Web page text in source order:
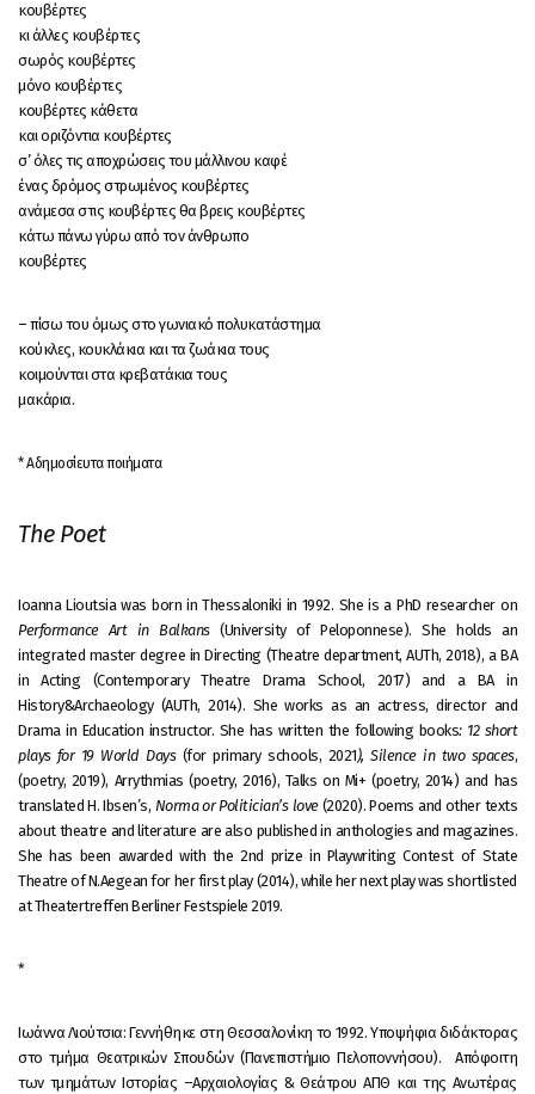
κουβέρτες
κι άλλες κουβέρτες
σωρός κουβέρτες
μόνο κουβέρτες
κουβέρτες κάθετα
και οριζόντια κουβέρτες
σ’ όλες τις αποχρώσεις του μάλλινου καφέ
ένας δρόμος στρωμένος κουβέρτες
ανάμεσα στις κουβέρτες θα βρεις κουβέρτες
κάτω πάνω γύρω από τον άνθρωπο
κουβέρτες
– πίσω του όμως στο γωνιακό πολυκατάστημα
κούκλες, κουκλάκια και τα ζωάκια τους
κοιμούνται στα κρεβατάκια τους
μακάρια.
* Αδημοσίευτα ποιήματα
The Poet
Ioanna Lioutsia was born in Thessaloniki in 1992. She is a PhD researcher on
Performance Art in Balkans(University of Peloponnese). She holds an
integrated master degree in Directing (Theatre department, AUTh, 2018), a BA
in Acting (Contemporary Theatre Drama School, 2017) and a BA in
History&Archaeology (AUTh, 2014). She works as an actress, director and
Drama in Education instructor. She has written the following books: 12 short
plays for 19 World Days(for primary schools, 2021), Silence in two spaces,
(poetry, 2019), Arrythmias (poetry, 2016), Talks on Mi+ (poetry, 2014) and has
translated H. Ibsen’s, Norma or Politician’s love(2020). Poems and other texts
about theatre and literature are also published in anthologies and magazines.
She has been awarded with the 2nd prize in Playwriting Contest of State
Theatre of N.Aegean for her first play (2014), while her next play was shortlisted
at Theatertreffen Berliner Festspiele 2019.
*
Ιωάννα Λιούτσια: Γεννήθηκε‌ ‌στη‌ ‌Θεσσαλονίκη‌ ‌το‌ ‌1992. ‌Υποψήφια‌ ‌διδάκτορας‌
στο τμήμα ‌Θεατρικών‌ ‌Σπουδών‌ ‌(Πανεπιστήμιο‌ ‌Πελοποννήσου).‌ ‌ ‌Απόφοιτη‌
‌των τμημάτων Ιστορίας‌ ‌–‌Αρχαιολογίας‌ & Θεάτρου‌ ‌ΑΠΘ‌ ‌και‌ ‌της‌ ‌Ανωτέρας‌